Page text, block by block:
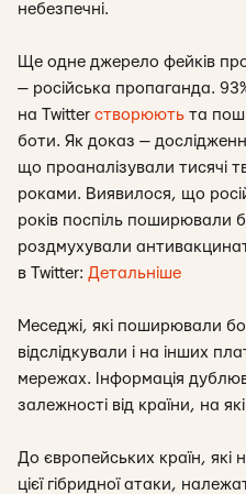
небезпечні.
Ще одне джерело фейків
— російська пропаганда.
на Twitter створюють та
боти. Як доказ —
що проаналізували тисячі
роками. Виявилося, що
років поспіль поширювали
роздмухували
в Twitter: Детальніше
Меседжі, які поширювали
відслідкували і на інших
мережах. Інформація
залежності від країни, на
До європейських країн, які
цієї гібридної атаки,